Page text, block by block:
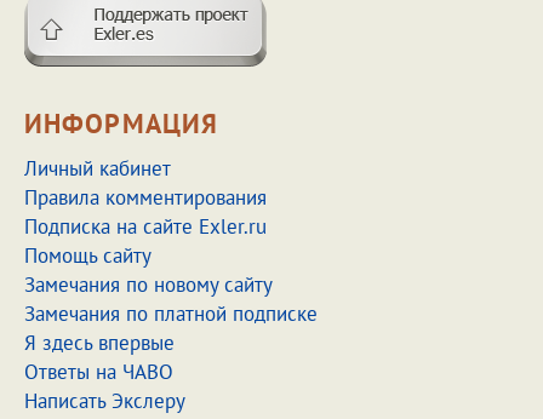
ИНФОРМАЦИЯ
Личный кабинет
Правила комментирования
Подписка на сайте Exler.ru
Помощь сайту
Замечания по новому сайту
Замечания по платной подписке
Я здесь впервые
Ответы на ЧАВО
Написать Экслеру